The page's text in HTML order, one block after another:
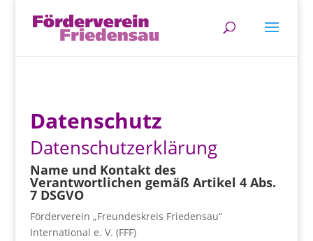
Datenschutz
Datenschutzerklärung
Name und Kontakt des
Verantwortlichen gemäß Artikel 4 Abs.
7 DSGVO
Förderverein „Freundeskreis Friedensau“
International e. V. (FFF)